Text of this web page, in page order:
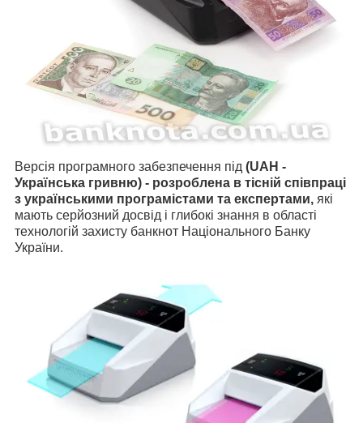
Версія програмного забезпечення під (UAH -
Українська гривню) - розроблена в тісній співпраці
з українськими програмістами та експертами, які
мають серйозний досвід і глибокі знання в області
технологій захисту банкнот Національного Банку
України.